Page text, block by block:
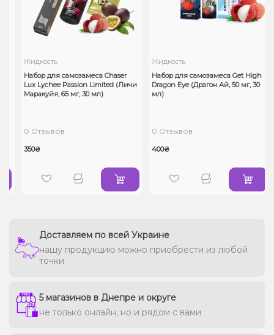
Жидкость
Набор для самозамеса Chaser
Lux Lychee Passion Limited (Личи
Маракуйя, 65 мг, 30 мл)
0 Отзывов
350₴
Жидкость
Набор для самозамеса Get High
Dragon Eye (Драгон Ай, 50 мг, 30
мл)
0 Отзывов
400₴
Доставляем по всей Украине
нашу продукцию можно приобрести из любой
точки
5 магазинов в Днепре и округе
не только онлайн, но и рядом с вами